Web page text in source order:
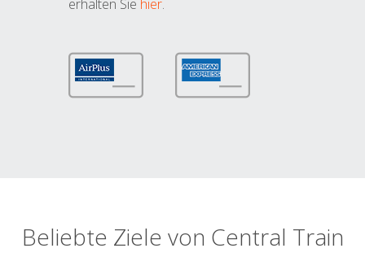
erhalten Sie hier.
Beliebte Ziele von Central Train